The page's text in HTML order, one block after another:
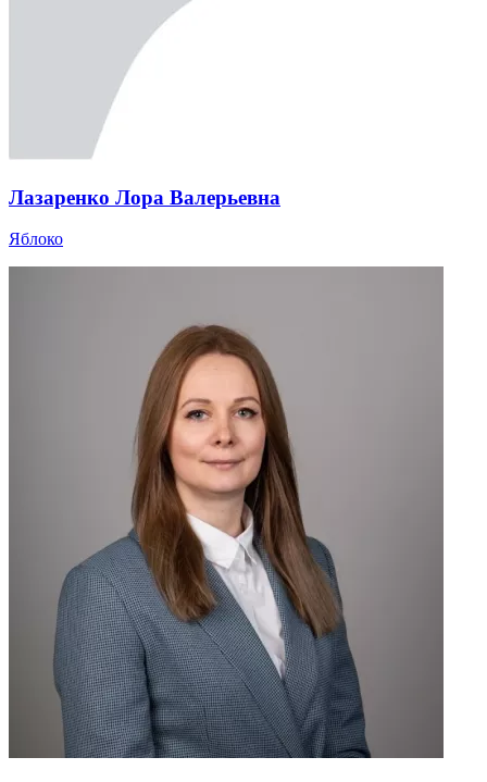
Лазаренко Лора Валерьевна
Яблоко